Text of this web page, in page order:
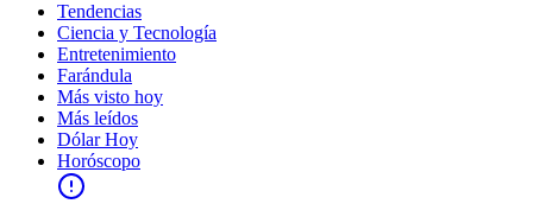
Tendencias
Ciencia y Tecnología
Entretenimiento
Farándula
Más visto hoy
Más leídos
Dólar Hoy
Horóscopo